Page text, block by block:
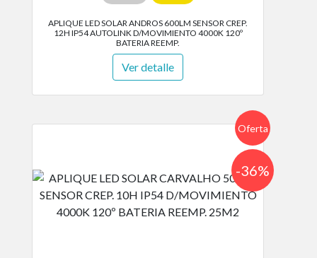
APLIQUE LED SOLAR ANDROS 600LM SENSOR CREP.
12H IP54 AUTOLINK D/MOVIMIENTO 4000K 120º
BATERIA REEMP.
Ver detalle
Oferta
-36%